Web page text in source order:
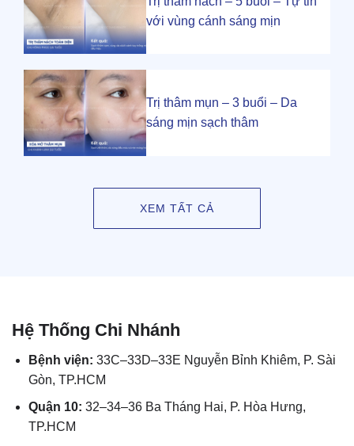
với vùng cánh sáng mịn
Trị thâm mụn – 3 buổi – Da
sáng mịn sạch thâm
XEM TẤT CẢ
Hệ Thống Chi Nhánh
Bệnh viện: 33C–33D–33E Nguyễn Bỉnh Khiêm, P. Sài
Gòn, TP.HCM
Quận 10: 32–34–36 Ba Tháng Hai, P. Hòa Hưng,
TP.HCM